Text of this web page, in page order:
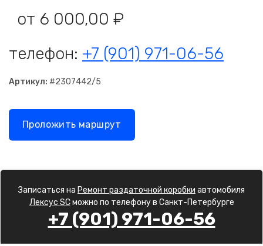
от 6 000,00 ₽
телефон: +7 (901) 971-06-56
Артикул: #2307442/5
Проложить маршрут
Записаться на Ремонт раздаточной коробки автомобиля
Лексус SCможно по телефону в Санкт-Петербурге
+7 (901) 971-06-56